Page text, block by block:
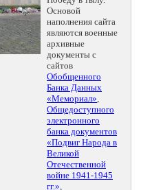
Основой
наполнения сайта
являются военные
архивные
документы с
сайтов
Обобщенного
Банка Данных
«Мемориал»,
Общедоступного
электронного
банка документов
«Подвиг Народа в
Великой
Отечественной
войне 1941-1945
гг.»,